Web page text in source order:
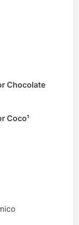
Chocolate
Coco¹